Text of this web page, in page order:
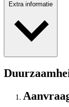
Extra informatie